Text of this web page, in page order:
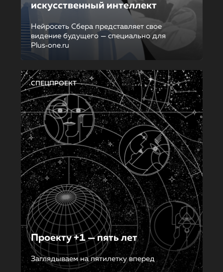
искусственный интеллект
Нейросеть Сбера представляет свое
видение будущего — специально для
Plus‑one.ru
СПЕЦПРОЕКТ
Проекту +1 — пять лет
Заглядываем на пятилетку вперед